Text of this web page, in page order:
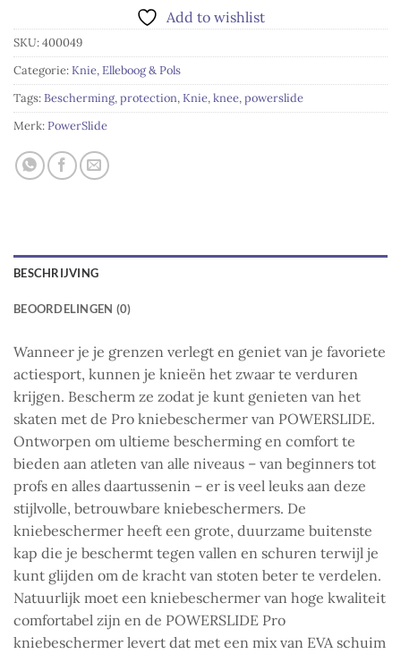
Add to wishlist
SKU:400049
Categorie:Knie, Elleboog & Pols
Tags:Bescherming,protection,Knie,knee,powerslide
Merk:PowerSlide
BESCHRIJVING
BEOORDELINGEN (0)
Wanneer je je grenzen verlegt en geniet van je favoriete
actiesport, kunnen je knieën het zwaar te verduren
krijgen. Bescherm ze zodat je kunt genieten van het
skaten met de Pro kniebeschermer van POWERSLIDE.
Ontworpen om ultieme bescherming en comfort te
bieden aan atleten van alle niveaus – van beginners tot
profs en alles daartussenin – er is veel leuks aan deze
stijlvolle, betrouwbare kniebeschermers. De
kniebeschermer heeft een grote, duurzame buitenste
kap die je beschermt tegen vallen en schuren terwijl je
kunt glijden om de kracht van stoten beter te verdelen.
Natuurlijk moet een kniebeschermer van hoge kwaliteit
comfortabel zijn en de POWERSLIDE Pro
kniebeschermer levert dat met een mix van EVA schuim